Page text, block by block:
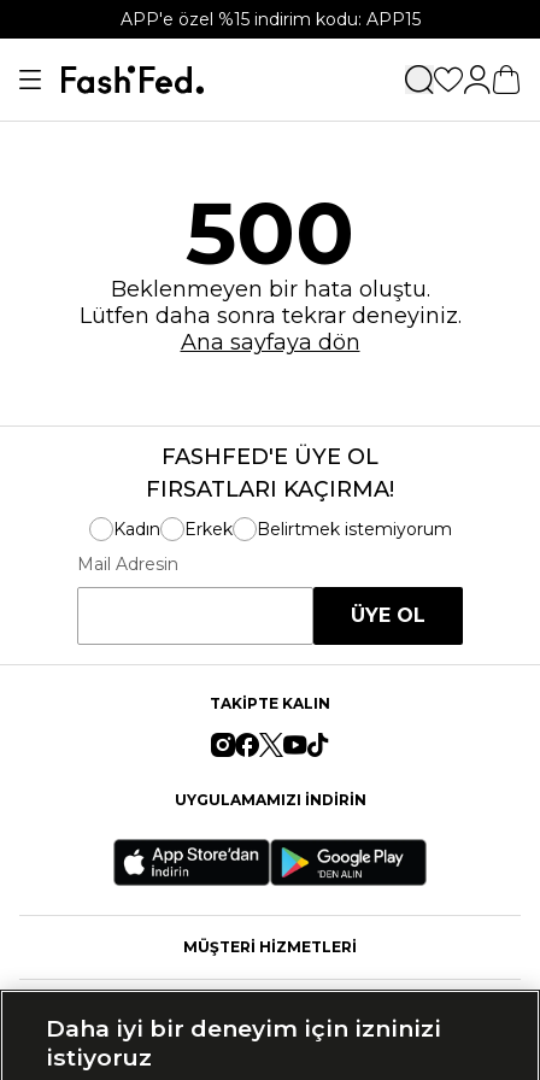
APP'e özel %15 indirim kodu: APP15
500
Beklenmeyen bir hata oluştu.
Lütfen daha sonra tekrar deneyiniz.
Ana sayfaya dön
FASHFED'E ÜYE OL
FIRSATLARI KAÇIRMA!
Kadın Erkek
Belirtmek istemiyorum
Mail Adresin
ÜYE OL
TAKİPTE KALIN
UYGULAMAMIZI İNDİRİN
MÜŞTERİ HİZMETLERİ
Daha iyi bir deneyim için izninizi
istiyoruz